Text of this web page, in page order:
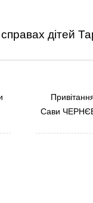
дітей
Сави